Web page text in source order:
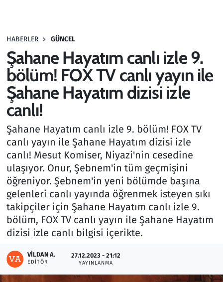
HABERLER GÜNCEL
Şahane Hayatım canlı izle 9.
bölüm! FOX TV canlı yayın ile
Şahane Hayatım dizisi izle
canlı!
Şahane Hayatım canlı izle 9. bölüm! FOX TV
canlı yayın ile Şahane Hayatım dizisi izle
canlı! Mesut Komiser, Niyazi'nin cesedine
ulaşıyor. Onur, Şebnem'in tüm geçmişini
öğreniyor. Şebnem'in yeni bölümde başına
gelenleri canlı yayında öğrenmek isteyen sıkı
takipçiler için Şahane Hayatım canlı izle 9.
bölüm, FOX TV canlı yayın ile Şahane Hayatım
dizisi izle canlı bilgisi içerikte.
VILDAN A.
EDITÖR
27.12.2023 - 21:12
YAYINLANMA
Haber
Kültür Sanat
Kurumsal Haberler
Lezzet Durağı
Memur ve Kamu
Otomobil
Oyun
Ramazan